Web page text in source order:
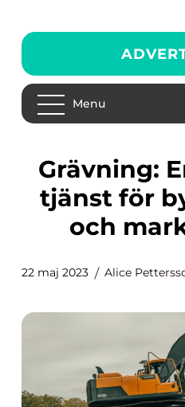
Menu
Grävning: En väsentlig
tjänst för
och
22 maj 2023 Alice